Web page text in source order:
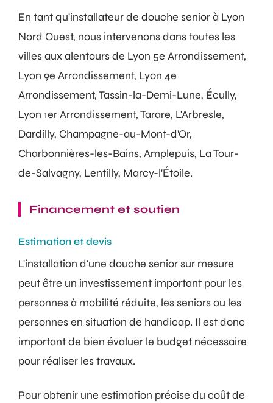
En tant qu'installateur de douche senior à Lyon
Nord Ouest, nous intervenons dans toutes les
villes aux alentours de Lyon 5e Arrondissement,
Lyon 9e Arrondissement, Lyon 4e
Arrondissement, Tassin-la-Demi-Lune, Écully,
Lyon 1er Arrondissement, Tarare, L'Arbresle,
Dardilly, Champagne-au-Mont-d'Or,
Charbonnières-les-Bains, Amplepuis, La Tour-
de-Salvagny, Lentilly, Marcy-l'Étoile.
Financement et soutien
Estimation et devis
L'installation d'une douche senior sur mesure
peut être un investissement important pour les
personnes à mobilité réduite, les seniors ou les
personnes en situation de handicap. Il est donc
important de bien évaluer le budget nécessaire
pour réaliser les travaux.
Pour obtenir une estimation précise du coût de